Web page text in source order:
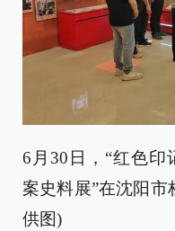
6月30日，“红色
案史料展”在沈阳市
供图)